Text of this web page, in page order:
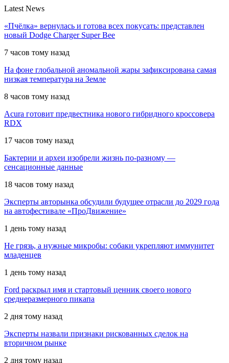
Latest News
«Пчёлка» вернулась и готова всех покусать: представлен
новый Dodge Charger Super Bee
7 часов тому назад
На фоне глобальной аномальной жары зафиксирована самая
низкая температура на Земле
8 часов тому назад
Acura готовит предвестника нового гибридного кроссовера
RDX
17 часов тому назад
Бактерии и археи изобрели жизнь по-разному —
сенсационные данные
18 часов тому назад
Эксперты авторынка обсудили будущее отрасли до 2029 года
на автофестивале «ПроДвижение»
1 день тому назад
Не грязь, а нужные микробы: собаки укрепляют иммунитет
младенцев
1 день тому назад
Ford раскрыл имя и стартовый ценник своего нового
среднеразмерного пикапа
2 дня тому назад
Эксперты назвали признаки рискованных сделок на
вторичном рынке
2 дня тому назад